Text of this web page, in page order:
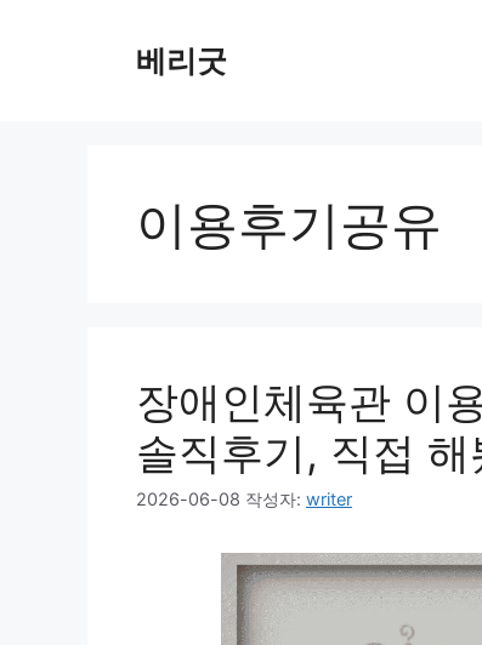
베리굿
이용후기공유
장애인체육관 이
솔직후기, 직접 해
2026-06-08 작성자: writer